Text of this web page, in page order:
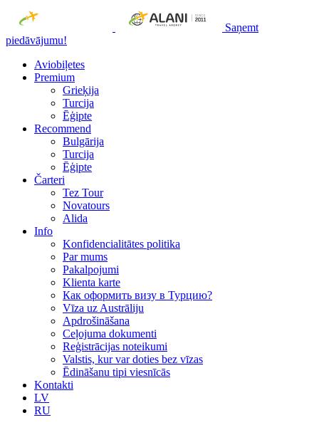
Saņemt
piedāvājumu!
Aviobiļetes
Premium
Grieķija
Turcija
Ēģipte
Recommend
Bulgārija
Turcija
Ēģipte
Čarteri
Tez Tour
Novatours
Alida
Info
Konfidencialitātes politika
Par mums
Рakalpojumi
Klienta karte
Как оформить визу в Турцию?
Vīza uz Austrāliju
Apdrošināšana
Ceļojuma dokumenti
Reģistrācijas noteikumi
Valstis, kur var doties bez vīzas
Ēdināšanu tipi viesnīcās
Kontakti
LV
RU